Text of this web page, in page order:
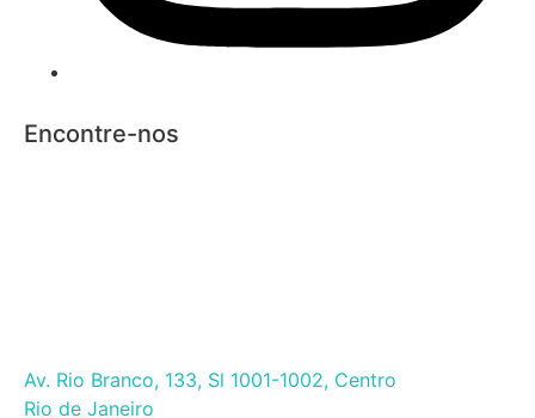
Encontre-nos
Av. Rio Branco, 133, Sl 1001-1002, Centro
Rio de Janeiro